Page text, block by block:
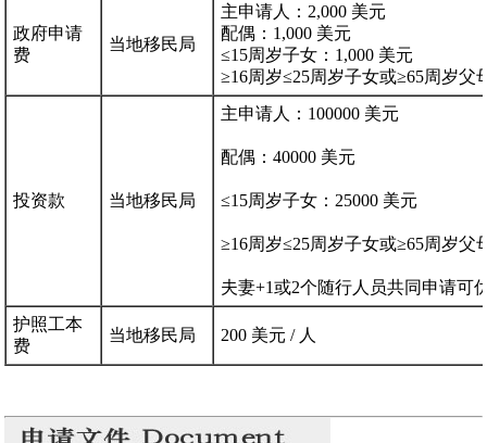
政府申请
费
当地移民局
主申请人：2,000 美元
配偶：1,000 美元
≤15周岁子女：1,000 美元
≥16周岁≤25周岁子女或≥65周岁父
投资款 当地移民局
主申请人：100000 美元
配偶：40000 美元
≤15周岁子女：25000 美元
≥16周岁≤25周岁子女或≥65周岁父
夫妻+1或2个随行人员共同申请可
护照工本
费
当地移民局 200 美元 / 人